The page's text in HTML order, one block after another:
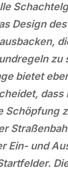
Design
zu
bietet
Schöpfung
Ein- und